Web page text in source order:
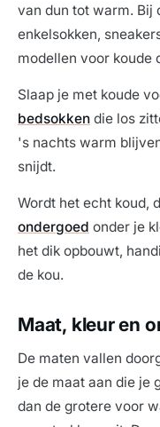
van dun tot warm. Bij
enkelsokken,
modellen voor koude
Slaap je met koude
bedsokken die los
's nachts warm
snijdt.
Wordt het echt koud,
ondergoed onder je
het dik opbouwt,
de kou.
Maat, kleur en
De maten vallen
je de maat aan die je
dan de grotere voor